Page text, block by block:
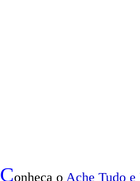
Conheça o Ache Tudo e